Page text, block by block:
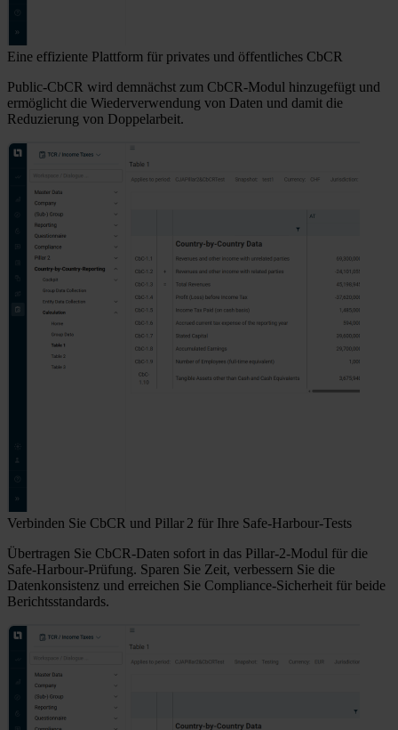
Eine effiziente Plattform für privates und öffentliches CbCR
Public-CbCR wird demnächst zum CbCR-Modul hinzugefügt und
ermöglicht die Wiederverwendung von Daten und damit die
Reduzierung von Doppelarbeit.
Verbinden Sie CbCR und Pillar 2 für Ihre Safe-Harbour-Tests
Übertragen Sie CbCR-Daten sofort in das Pillar-2-Modul für die
Safe-Harbour-Prüfung. Sparen Sie Zeit, verbessern Sie die
Datenkonsistenz und erreichen Sie Compliance-Sicherheit für beide
Berichtsstandards.